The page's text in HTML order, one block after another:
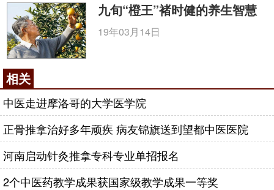
九旬“橙王”褚时健的养生智慧
19年03月14日
相关
中医走进摩洛哥的大学医学院
正骨推拿治好多年顽疾 病友锦旗送到望都中医医院
河南启动针灸推拿专科专业单招报名
2个中医药教学成果获国家级教学成果一等奖